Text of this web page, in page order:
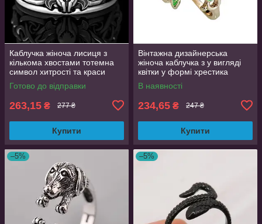
Каблучка жіноча лисиця з
кількома хвостами тотемна
символ хитрості та краси
регульований розмір
AurumLux106
Готово до відправки
263,15 ₴ 277 ₴
Купити
Вінтажна дизайнерська
жіноча каблучка з у вигляді
квітки у формі хрестика
золотиста розмір 17
В наявності
234,65 ₴ 247 ₴
Купити
–5% –5%